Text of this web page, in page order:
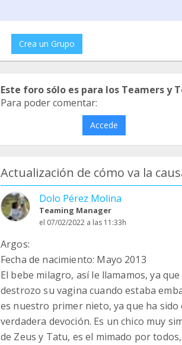
Crea un Grupo
Este foro sólo es para los Teamers y
Para poder comentar:
Accede
Actualización de cómo va la
Dolo Pérez Molina
Teaming Manager
el 07/02/2022 a las 11:33h
Argos:
Fecha de nacimiento: Mayo 2013
El bebe milagro, así le llamamos, ya
destrozo su vagina cuando estaba
es nuestro primer nieto, ya que ha
verdadera devoción. Es un chico muy
de Zeus y Tatu, es el mimado por